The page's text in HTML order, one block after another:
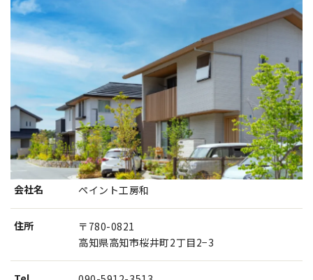
会社名 ペイント工房和
住所
〒780-0821
高知県高知市桜井町2丁目2−3